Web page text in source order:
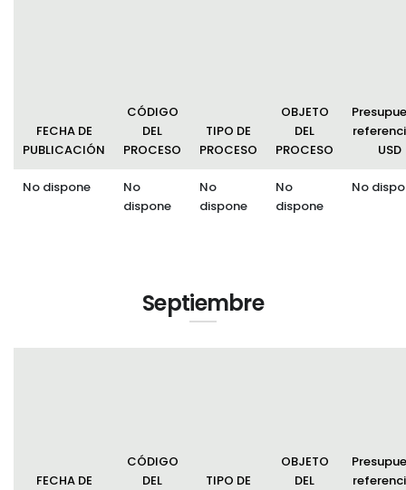
Plan Anual Contratación - PAC
Plan Operativo Anual - POA
Convenios Institucionales
Procesos de contratación
Ejecución Presupuestaria
FECHA DE
PUBLICACIÓN
CÓDIGO
DEL
PROCESO
TIPO DE
PROCESO
OBJETO
DEL
PROCESO
USD
No dispone
No
dispone
No
dispone
No
dispone
No
Septiembre
FECHA DE
CÓDIGO
DEL
TIPO DE
OBJETO
DEL